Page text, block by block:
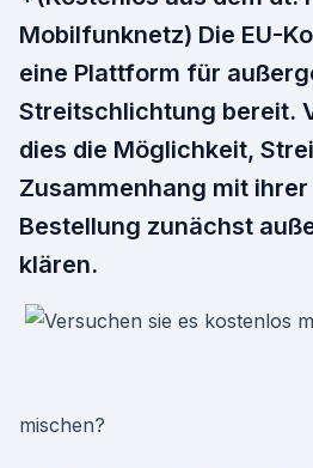
Mobilfunknetz) Die EU-
eine Plattform für
Streitschlichtung bereit.
dies die Möglichkeit,
Zusammenhang mit
Bestellung zunächst
klären.
mischen?